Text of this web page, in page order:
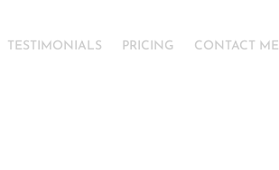
TESTIMONIALS PRICING CONTACT ME